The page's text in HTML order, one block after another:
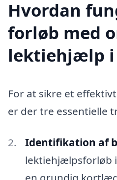
Hvordan
forløb med
lektiehjælp i
For at sikre et
er der tre essentielle
Identifikation af
lektiehjælpsforløb